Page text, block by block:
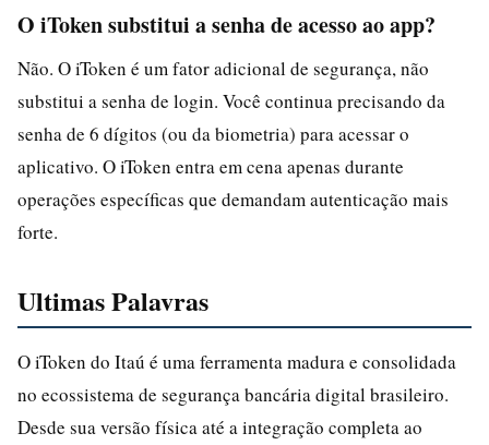
O iToken substitui a senha de acesso ao app?
Não. O iToken é um fator adicional de segurança, não
substitui a senha de login. Você continua precisando da
senha de 6 dígitos (ou da biometria) para acessar o
aplicativo. O iToken entra em cena apenas durante
operações específicas que demandam autenticação mais
forte.
Ultimas Palavras
O iToken do Itaú é uma ferramenta madura e consolidada
no ecossistema de segurança bancária digital brasileiro.
Desde sua versão física até a integração completa ao